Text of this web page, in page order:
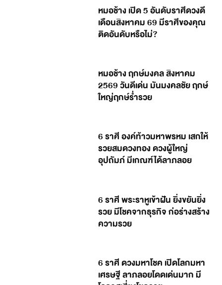
หมอช้าง เปิด 5 อันดับราศีดวงดี
เดือนสิงหาคม 69 มีราศีของคุณ
ติดอันดับหรือไม่?
หมอช้าง ฤกษ์มงคล สิงหาคม
2569 วันดีเด่น มันมงคลชัย ฤกษ์
ใหญ่ฤกษ์ร่ำรวย
6 ราศี องค์ท้าวมหาพรหม เสกให้
รวยสมดวงทอง ดวงผู้ใหญ่
อุปถัมภ์ มีเกณฑ์ได้ลาภลอย
6 ราศี พระราหูเข้าฝัน ยิ่งขยันยิ่ง
รวย มีโชคจากธุรกิจ ก่อร่างสร้าง
ความรวย
6 ราศี ดวงมหาโชค เปิดโลกมหา
เศรษฐี ลาภลอยโดดเด่นมาก มี